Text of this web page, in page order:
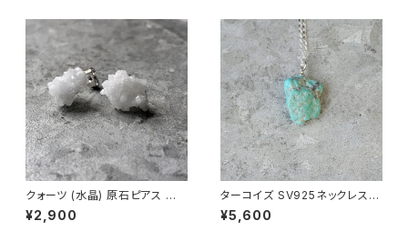
クォーツ (水晶) 原石ピアス 一
点もの 鉱物 天然石 金属アレル
ギー対応 ハンドメイド アクセサ
¥2,900
ターコイズ SV925ネックレス
原石 一点もの 鉱物 天然石 パ
ワーストーン (No.2184)
¥5,600